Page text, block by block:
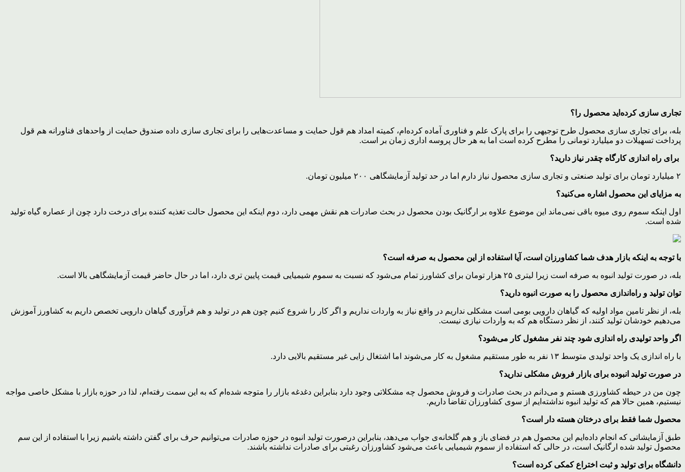
تجاری سازی کرده‌اید محصول را؟
بله، برای تجاری سازی محصول طرح توجیهی را برای پارک علم و فناوری آماده کرده‌ام، کمیته امداد هم قول حمایت و مساعدت‌هایی را برای تجاری سازی داده صندوق حمایت از واحدهای فناورانه هم قول
پرداخت تسهیلات دو میلیارد تومانی را مطرح کرده است اما به هر حال پروسه اداری زمان بر است.
برای راه اندازی کارگاه چقدر نیاز دارید؟
۲ میلیارد تومان برای تولید صنعتی و تجاری سازی محصول نیاز دارم اما در حد تولید آزمایشگاهی ۲۰۰ میلیون تومان.
به مزایای این محصول اشاره می‌کنید؟
اول اینکه سموم روی میوه باقی نمی‌ماند این موضوع علاوه بر ارگانیک بودن محصول در بحث صادرات هم نقش مهمی دارد، دوم اینکه این محصول حالت تغذیه کننده برای درخت دارد چون از عصاره گیاه تولید
شده است.
با توجه به اینکه بازار هدف شما کشاورزان است، آیا استفاده از این محصول به صرفه است؟
بله، در صورت تولید انبوه به صرفه است زیرا لیتری ۲۵ هزار تومان برای کشاورز تمام می‌شود که نسبت به سموم شیمیایی قیمت پایین تری دارد، اما در حال حاضر قیمت آزمایشگاهی بالا است.
توان تولید و راه‌اندازی محصول را به صورت انبوه دارید؟
بله، از نظر تامین مواد اولیه که گیاهان دارویی بومی است مشکلی نداریم در واقع نیاز به واردات نداریم و اگر کار را شروع کنیم چون هم در تولید و هم فرآوری گیاهان دارویی تخصص داریم به کشاورز آموزش
می‌دهیم خودشان تولید کنند، از نظر دستگاه هم که به واردات نیازی نیست.
اگر واحد تولیدی راه اندازی شود چند نفر مشغول کار می‌شود؟
با راه اندازی یک واحد تولیدی متوسط ۱۳ نفر به طور مستقیم مشغول به کار می‌شوند اما اشتغال زایی غیر مستقیم بالایی دارد.
در صورت تولید انبوده برای بازار فروش مشکلی ندارید؟
چون من در حیطه کشاورزی هستم و می‌دانم در بحث صادرات و فروش محصول چه مشکلاتی وجود دارد بنابراین دغدغه بازار را متوجه شده‌ام که به این سمت رفته‌ام، لذا در حوزه بازار با مشکل خاصی مواجه
نیستیم، همین حالا هم که تولید انبوه نداشته‌ایم از سوی کشاورزان تقاضا داریم.
محصول شما فقط برای درختان هسته دار است؟
طبق آزمایشاتی که انجام داده‌ایم این محصول هم در فضای باز و هم گلخانه‌ی جواب می‌دهد، بنابراین درصورت تولید انبوه در حوزه صادرات می‌توانیم حرف برای گفتن داشته باشیم زیرا با استفاده از این سم
محصول تولید شده ارگانیک است، در حالی که استفاده از سموم شیمیایی باعث می‌شود کشاورزان رغبتی برای صادرات نداشته باشند.
دانشگاه برای تولید و ثبت اختراع کمکی کرده است؟